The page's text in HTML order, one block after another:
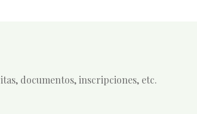
documentos, inscripciones, etc.